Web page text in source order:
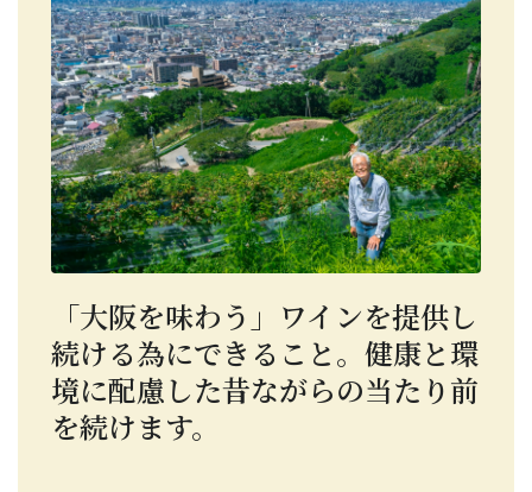
「大阪を味わう」ワインを提供し
続ける為にできること。健康と環
境に配慮した昔ながらの当たり前
を続けます。